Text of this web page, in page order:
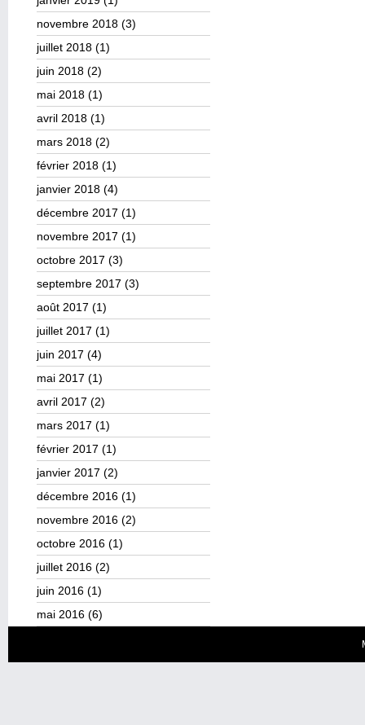
novembre 2018 (3)
juillet 2018 (1)
juin 2018 (2)
mai 2018 (1)
avril 2018 (1)
mars 2018 (2)
février 2018 (1)
janvier 2018 (4)
décembre 2017 (1)
novembre 2017 (1)
octobre 2017 (3)
septembre 2017 (3)
août 2017 (1)
juillet 2017 (1)
juin 2017 (4)
mai 2017 (1)
avril 2017 (2)
mars 2017 (1)
février 2017 (1)
janvier 2017 (2)
décembre 2016 (1)
novembre 2016 (2)
octobre 2016 (1)
juillet 2016 (2)
juin 2016 (1)
mai 2016 (6)